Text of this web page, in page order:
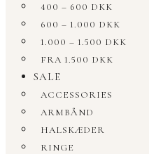
400 – 600 DKK
600 – 1.000 DKK
1.000 – 1.500 DKK
FRA 1.500 DKK
SALE
ACCESSORIES
ARMBÅND
HALSKÆDER
RINGE